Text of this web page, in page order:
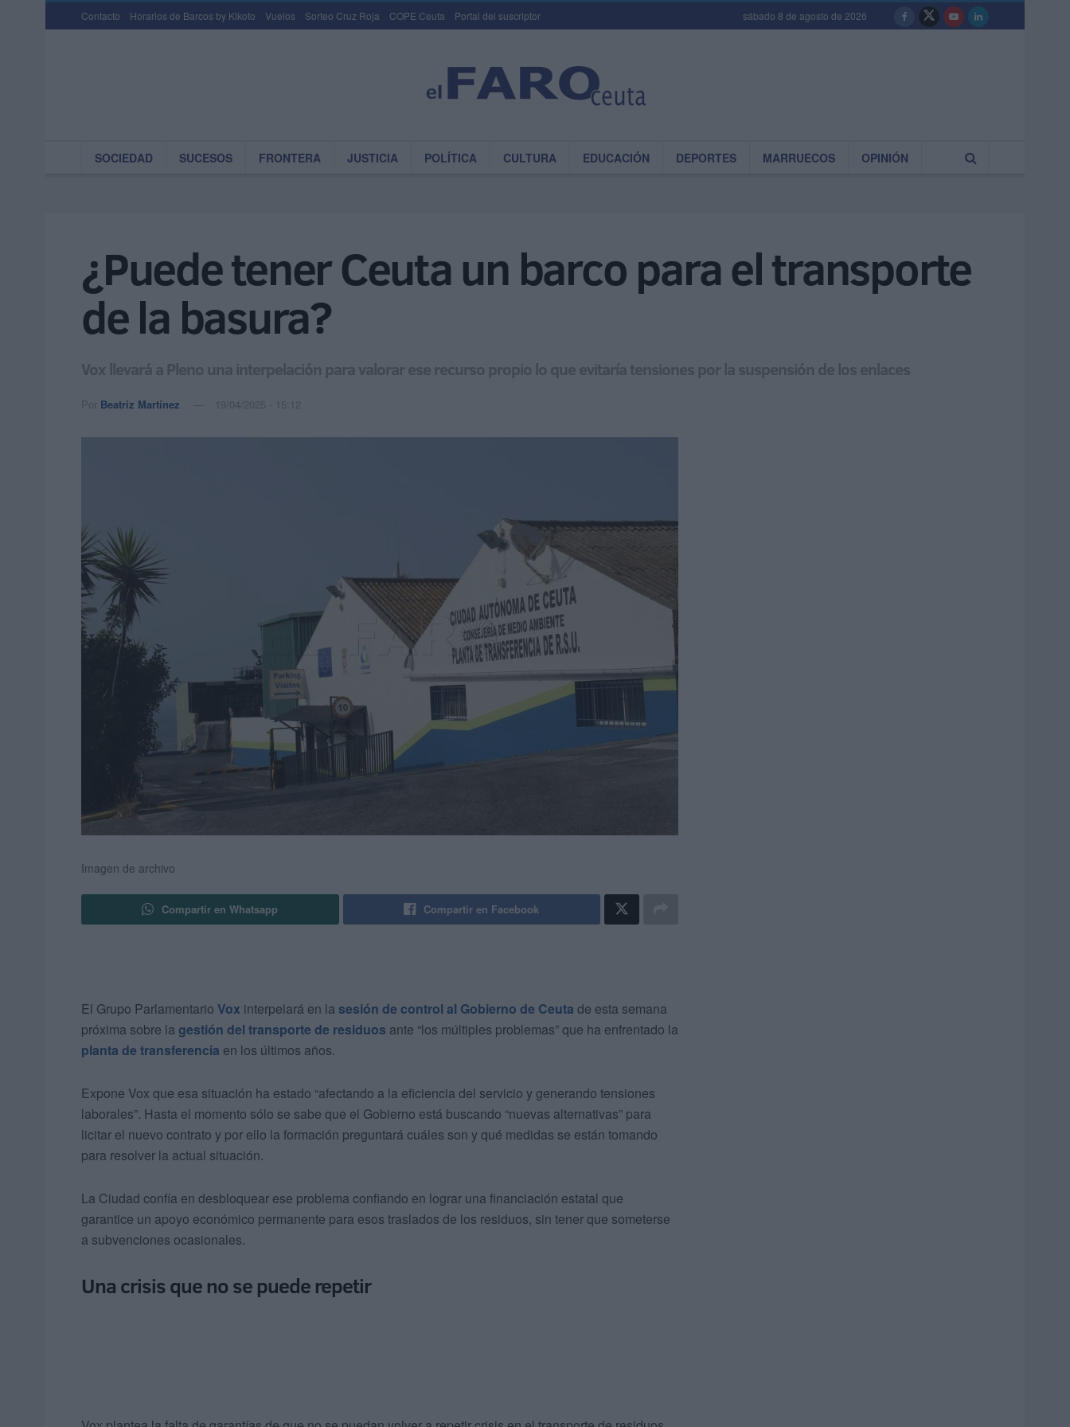
Contacto Horarios de Barcos by Kikoto Vuelos Sorteo Cruz Roja COPE Ceuta Portal del suscriptor sábado 8 de agosto de 2026
SOCIEDAD SUCESOS FRONTERA JUSTICIA POLÍTICA CULTURA EDUCACIÓN DEPORTES MARRUECOS OPINIÓN
¿Puede tener Ceuta un barco para el transporte
de la basura?
Vox llevará a Pleno una interpelación para valorar ese recurso propio lo que evitaría tensiones por la suspensión de los enlaces
Por Beatriz Martínez 19/04/2025 - 15:12
Imagen de archivo
Compartir en Whatsapp Compartir en Facebook
El Grupo Parlamentario Vox interpelará en la sesión de control al Gobierno de Ceuta de esta semana
próxima sobre la gestión del transporte de residuos ante “los múltiples problemas” que ha enfrentado la
planta de transferencia en los últimos años.
Expone Vox que esa situación ha estado “afectando a la eficiencia del servicio y generando tensiones
laborales”. Hasta el momento sólo se sabe que el Gobierno está buscando “nuevas alternativas” para
licitar el nuevo contrato y por ello la formación preguntará cuáles son y qué medidas se están tomando
para resolver la actual situación.
La Ciudad confía en desbloquear ese problema confiando en lograr una financiación estatal que
garantice un apoyo económico permanente para esos traslados de los residuos, sin tener que someterse
a subvenciones ocasionales.
Una crisis que no se puede repetir